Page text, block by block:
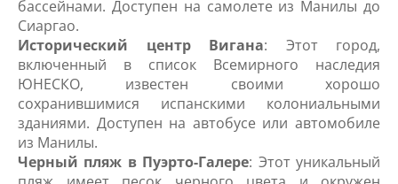
бассейнами. Доступен на самолете из Манилы до
Сиаргао.
Исторический центр Вигана: Этот город,
включенный в список Всемирного наследия
ЮНЕСКО, известен своими хорошо
сохранившимися испанскими колониальными
зданиями. Доступен на автобусе или автомобиле
из Манилы.
Черный пляж в Пуэрто-Галере: Этот уникальный